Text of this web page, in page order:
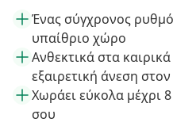
Ένας σύγχρονος
υπαίθριο χώρο
Ανθεκτικά στα
εξαιρετική άνεση
Χωράει εύκολα μέχρι
σου